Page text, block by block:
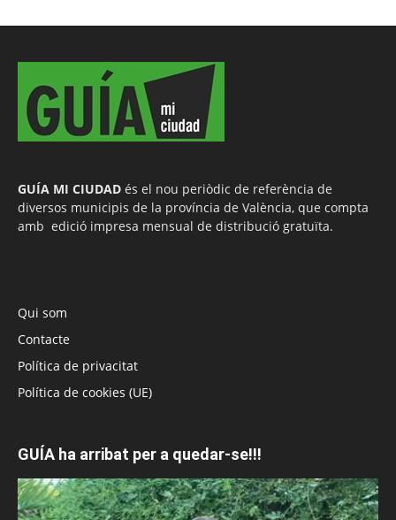
GUÍA MI CIUDAD és el nou periòdic de referència de
diversos municipis de la província de València, que compta
amb edició impresa mensual de distribució gratuïta.
Qui som
Contacte
Política de privacitat
Política de cookies (UE)
GUÍA ha arribat per a quedar-se!!!
Reproductor
de